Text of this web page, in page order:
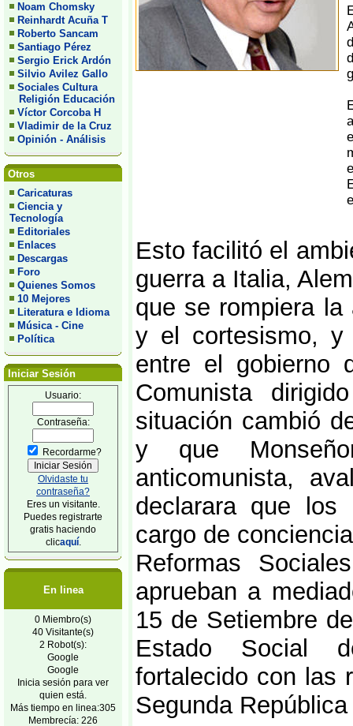
Noam Chomsky
Reinhardt Acuña T
Roberto Sancam
Santiago Pérez
Sergio Erick Ardón
Silvio Avilez Gallo
Sociales Cultura
Religión Educación
Víctor Corcoba H
Vladimir de la Cruz
Opinión - Análisis
Otros
Caricaturas
Ciencia y
Tecnología
Editoriales
Enlaces
Descargas
Foro
Quienes Somos
10 Mejores
Literatura e Idioma
Música - Cine
Política
Iniciar Sesión
Usuario:
Contraseña:
Recordarme?
Olvidaste tu
contraseña?
Eres un visitante.
Puedes registrarte
gratis haciendo
clicaquí.
En linea
0 Miembro(s)
40 Visitante(s)
2 Robot(s):
Google
Google
Inicia sesión para ver
quien está.
Más tiempo en linea:305
Membrecía: 226
Esto facilitó el
guerra a Italia,
que se rompiera
y el cortesismo,
entre el gobierno
Comunista
situación cambió
y que
anticomunista,
declarara que
cargo de
Reformas
aprueban a
15 de Setiembre
Estado Social
fortalecido con las
Segunda